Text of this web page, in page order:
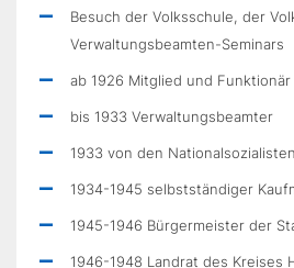
Besuch der Volksschule, der
Verwaltungsbeamten-Seminars
ab 1926 Mitglied und Funktionär
bis 1933 Verwaltungsbeamter
1933 von den
1934-1945 selb­stständiger
1945-1946 Bürgermeister der
1946-1948 Landrat des Kreises